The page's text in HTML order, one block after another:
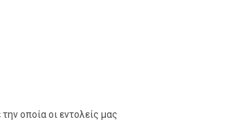
οποία οι εντολείς μας